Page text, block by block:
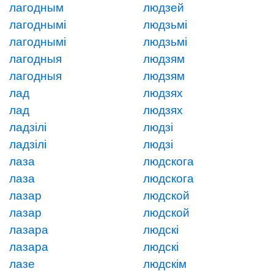
лагодным
лагоднымі
лагоднымі
лагодныя
лагодныя
лад
лад
ладзілі
ладзілі
лаза
лаза
лазар
лазар
лазара
лазара
лазе
людзей
людзьмі
людзьмі
людзям
людзям
людзях
людзях
людзі
людзі
людскога
людскога
людской
людской
людскі
людскі
людскім